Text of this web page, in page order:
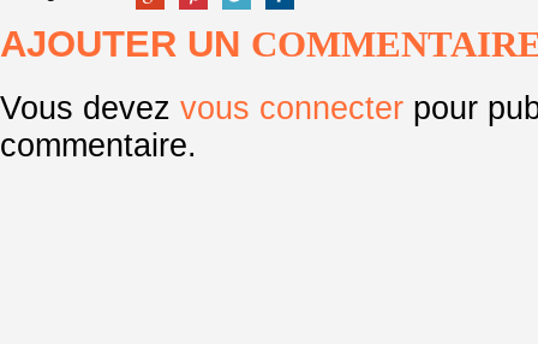
AJOUTER UN
Vous devez vous connecter pour
commentaire.